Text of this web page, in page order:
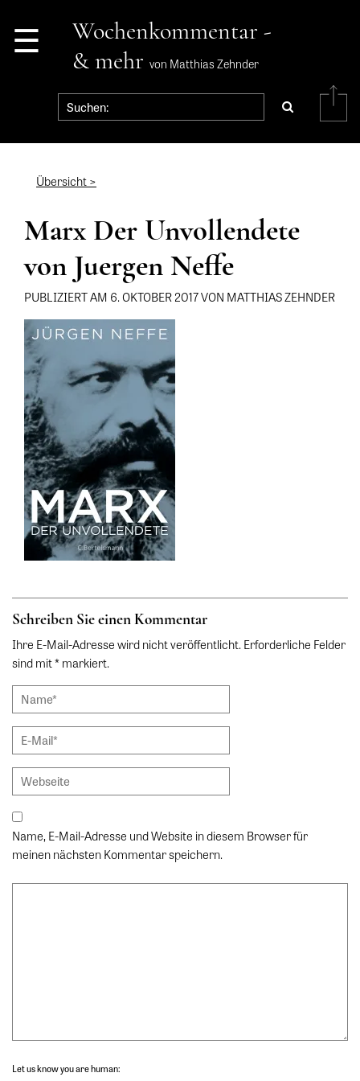
☰
Wochenkommentar -
& mehr von Matthias Zehnder
Übersicht >
Marx Der Unvollendete
von Juergen Neffe
PUBLIZIERT AM 6. OKTOBER 2017 VON MATTHIAS ZEHNDER
Schreiben Sie einen Kommentar
Ihre E-Mail-Adresse wird nicht veröffentlicht. Erforderliche Felder
sind mit * markiert.
Name, E-Mail-Adresse und Website in diesem Browser für
meinen nächsten Kommentar speichern.
Let us know you are human: